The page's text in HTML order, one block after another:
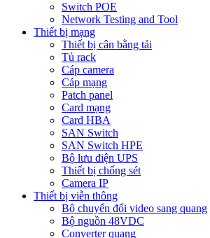
Switch POE
Network Testing and Tool
Thiết bị mạng
Thiết bị cân bằng tải
Tủ rack
Cáp camera
Cáp mạng
Patch panel
Card mạng
Card HBA
SAN Switch
SAN Switch HPE
Bộ lưu điện UPS
Thiết bị chống sét
Camera IP
Thiết bị viễn thông
Bộ chuyển đổi video sang quang
Bộ nguồn 48VDC
Converter quang